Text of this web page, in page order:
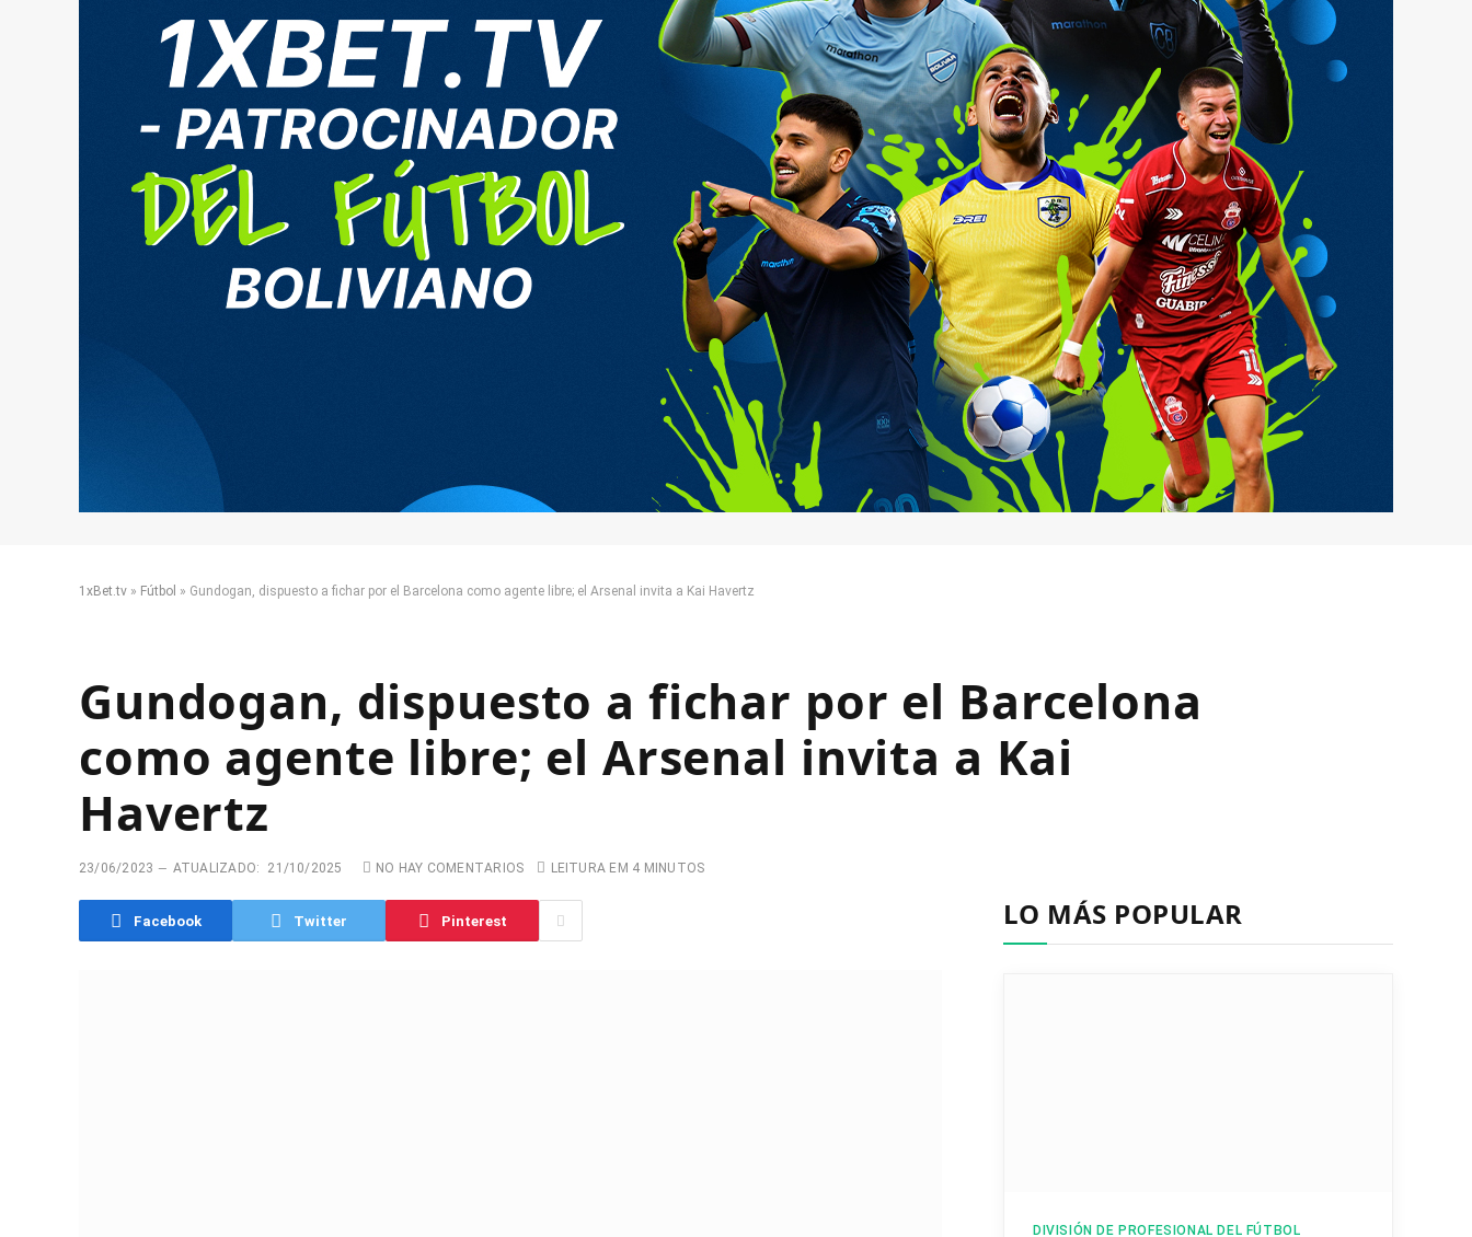
1xBet.tv » Fútbol » Gundogan, dispuesto a fichar por el Barcelona como agente libre; el Arsenal invita a Kai Havertz
Gundogan, dispuesto a fichar por el Barcelona
como agente libre; el Arsenal invita a Kai
Havertz
23/06/2023 ATUALIZADO: 21/10/2025 NO HAY COMENTARIOS LEITURA EM 4 MINUTOS
Facebook Twitter Pinterest LO MÁS POPULAR
DIVISIÓN DE PROFESIONAL DEL FÚTBOL